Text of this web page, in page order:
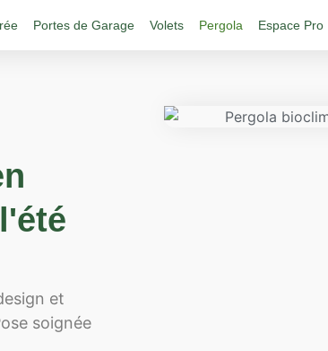
Portes de Garage Volets Pergola Espace Pro
et
soignée